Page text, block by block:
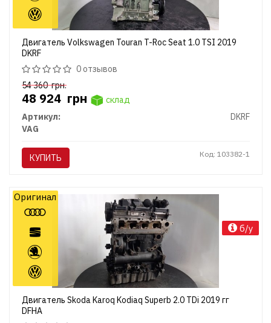
Двигатель Volkswagen Touran T-Roc Seat 1.0 TSI 2019
DKRF
0 отзывов
54 360грн.
48 924 грн
склад
Артикул:
DKRF
VAG
КУПИТЬ Код: 103382-1
Двигатель Skoda Karoq Kodiaq Superb 2.0 TDi 2019 гг
DFHA
Оригинал
б/у